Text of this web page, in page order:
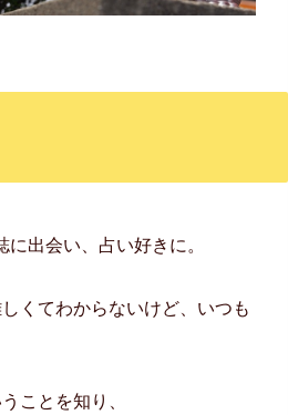
出会い、占い好きに。
くてわからないけど、いつも
ことを知り、